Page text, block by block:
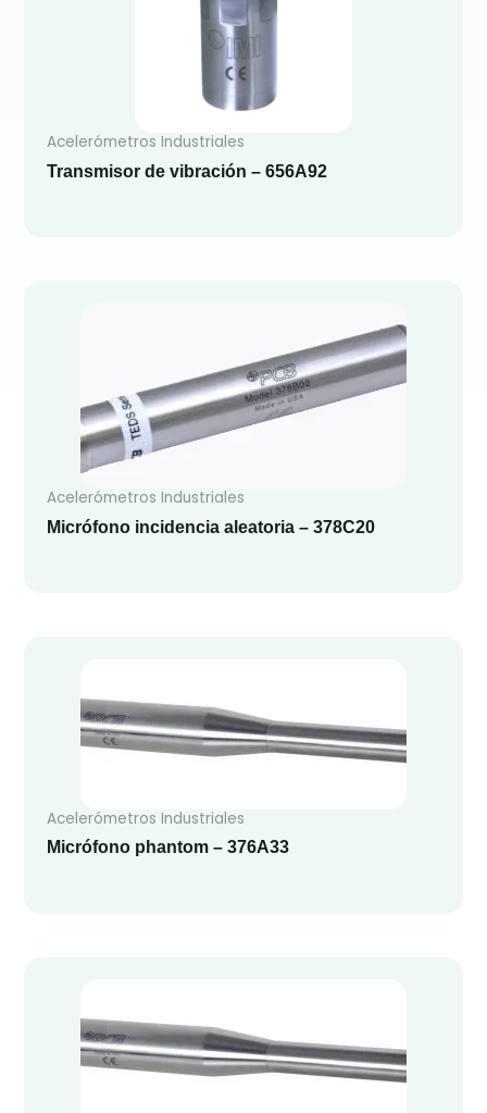
Acelerómetros Industriales
Transmisor de vibración – 656A92
Acelerómetros Industriales
Micrófono incidencia aleatoria – 378C20
Acelerómetros Industriales
Micrófono phantom – 376A33